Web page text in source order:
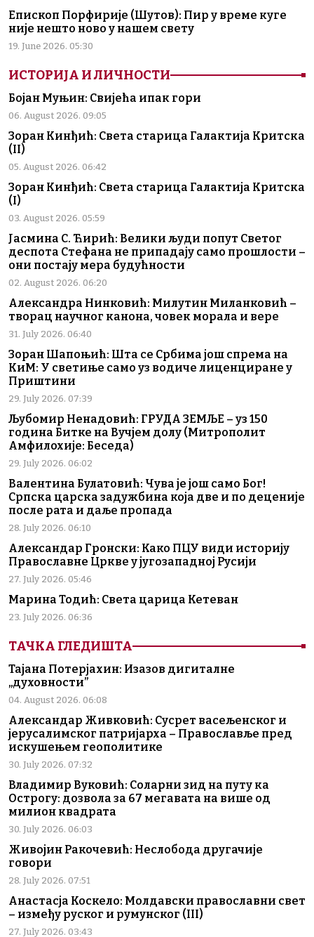
Епископ Порфирије (Шутов): Пир у време куге
није нешто ново у нашем свету
19. June 2026. 05:30
ИСТОРИЈА И ЛИЧНОСТИ
Бојан Муњин: Свијећа ипак гори
06. August 2026. 09:05
Зоран Кинђић: Света старица Галактија Критска
(II)
05. August 2026. 06:42
Зоран Кинђић: Света старица Галактија Критска
(I)
03. August 2026. 05:59
Јасмина С. Ћирић: Велики људи попут Светог
деспота Стефана не припадају само прошлости –
они постају мера будућности
02. August 2026. 06:20
Александра Нинковић: Милутин Миланковић –
творац научног канона, човек морала и вере
31. July 2026. 06:40
Зоран Шапоњић: Шта се Србима још спрема на
КиМ: У светиње само уз водиче лиценциране у
Приштини
29. July 2026. 07:39
Љубомир Ненадовић: ГРУДА ЗЕМЉЕ – уз 150
година Битке на Вучјем долу (Митрополит
Амфилохије: Беседа)
29. July 2026. 06:02
Валентина Булатовић: Чува је још само Бог!
Српска царска задужбина која две и по деценије
после рата и даље пропада
28. July 2026. 06:10
Александар Гронски: Како ПЦУ види историју
Православне Цркве у југозападној Русији
27. July 2026. 05:46
Марина Тодић: Света царица Кетеван
23. July 2026. 06:36
ТАЧКА ГЛЕДИШТА
Тајана Потерјахин: Изазов дигиталне
„духовности”
04. August 2026. 06:08
Александар Живковић: Сусрет васељенског и
јерусалимског патријарха – Православље пред
искушењем геополитике
30. July 2026. 07:32
Владимир Вуковић: Соларни зид на путу ка
Острогу: дозвола за 67 мегавата на више од
милион квадрата
30. July 2026. 06:03
Живојин Ракочевић: Неслобода другачије
говори
28. July 2026. 07:51
Анастасја Коскело: Молдавски православни свет
– између руског и румунског (III)
27. July 2026. 03:43